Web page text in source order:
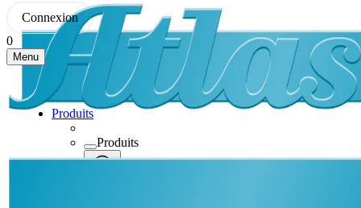
Connexion
0
Menu
Produits
Produits